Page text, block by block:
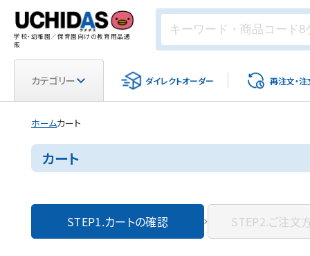
学校・幼稚園／保育園向けの教育用品通
販
カテゴリー ダイレクトオーダー 再注文・注
ホームカート
カート
STEP1.カートの確認 STEP2.ご注文